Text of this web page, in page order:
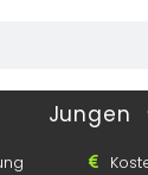
Jungen